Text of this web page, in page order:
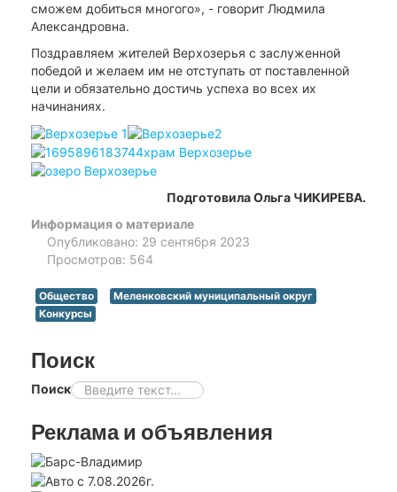
сможем добиться многого», - говорит Людмила
Александровна.
Поздравляем жителей Верхозерья с заслуженной
победой и желаем им не отступать от поставленной
цели и обязательно достичь успеха во всех их
начинаниях.
Подготовила Ольга ЧИКИРЕВА.
Информация о материале
Опубликовано: 29 сентября 2023
Просмотров: 564
Общество
Меленковский муниципальный округ
Конкурсы
Поиск
Поиск
Реклама и объявления